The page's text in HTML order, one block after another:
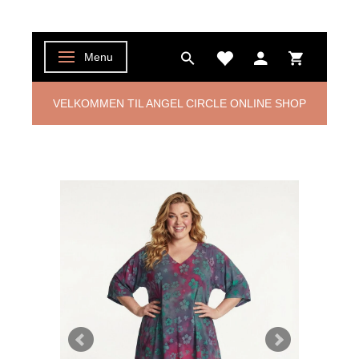
Skifte navigation
Menu
VELKOMMEN TIL ANGEL CIRCLE ONLINE SHOP